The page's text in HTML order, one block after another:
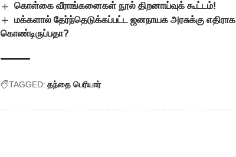
கொள்கை வீராங்கனைகள் நூல் திறனாய்வுக் கூட்டம்!
மக்களால் தேர்ந்தெடுக்கப்பட்ட ஜனநாயக அரசுக்கு
கொண்டிருப்பதா?
TAGGED: தந்தை பெரியார்